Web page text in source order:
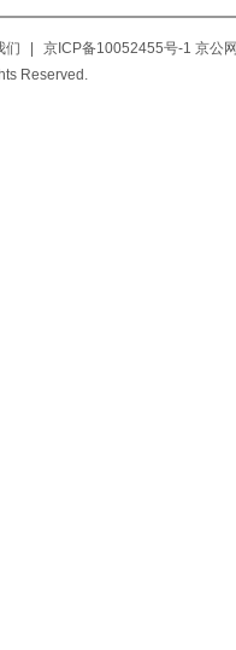
们 京ICP备10052455号-1 京公
Reserved.